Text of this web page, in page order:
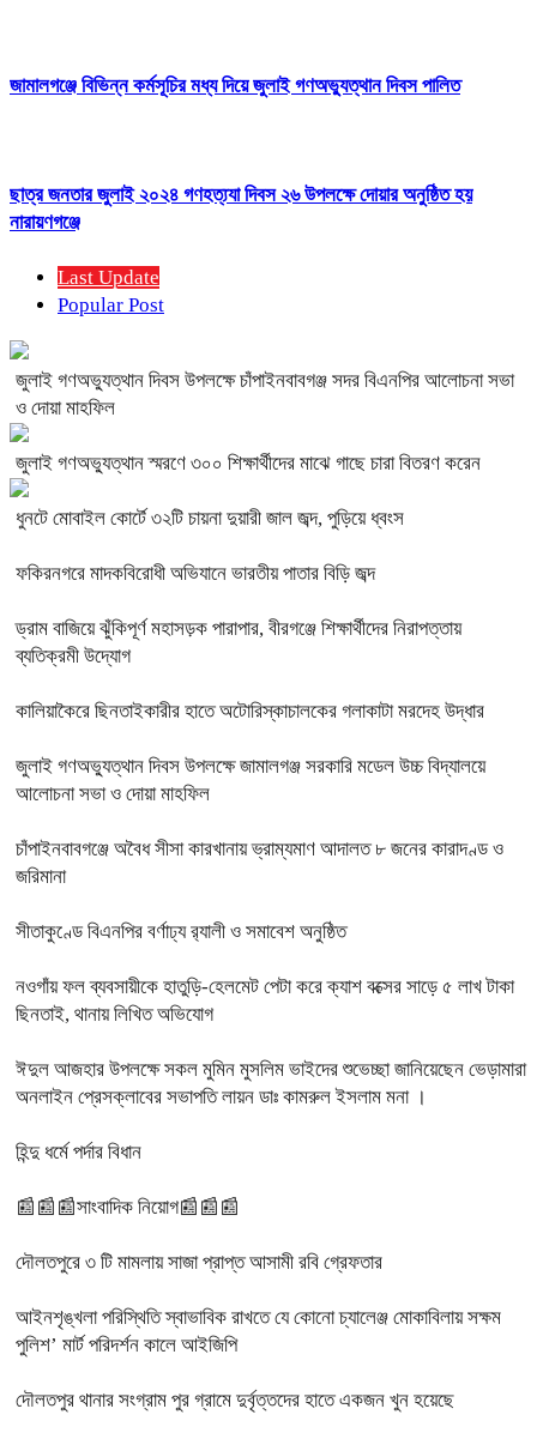
জামালগঞ্জে বিভিন্ন কর্মসূচির মধ্য দিয়ে জুলাই গণঅভ্যুত্থান দিবস পালিত
ছাত্র জনতার জুলাই ২০২৪ গণহত্য্যা দিবস ২৬ উপলক্ষে দোয়ার অনুষ্ঠিত হয়
নারায়ণগঞ্জে
Last Update
Popular Post
জুলাই গণঅভ্যুত্থান দিবস উপলক্ষে চাঁপাইনবাবগঞ্জ সদর বিএনপির আলোচনা সভা
ও দোয়া মাহফিল
জুলাই গণঅভ্যুত্থান স্মরণে ৩০০ শিক্ষার্থীদের মাঝে গাছে চারা বিতরণ করেন
ধুনটে মোবাইল কোর্টে ৩২টি চায়না দুয়ারী জাল জব্দ, পুড়িয়ে ধ্বংস
ফকিরনগরে মাদকবিরোধী অভিযানে ভারতীয় পাতার বিড়ি জব্দ
ড্রাম বাজিয়ে ঝুঁকিপূর্ণ মহাসড়ক পারাপার, বীরগঞ্জে শিক্ষার্থীদের নিরাপত্তায়
ব্যতিক্রমী উদ্যোগ
কালিয়াকৈরে ছিনতাইকারীর হাতে অটোরিস্কাচালকের গলাকাটা মরদেহ উদ্ধার
জুলাই গণঅভ্যুত্থান দিবস উপলক্ষে জামালগঞ্জ সরকারি মডেল উচ্চ বিদ্যালয়ে
আলোচনা সভা ও দোয়া মাহফিল
চাঁপাইনবাবগঞ্জে অবৈধ সীসা কারখানায় ভ্রাম্যমাণ আদালত ৮ জনের কারাদণ্ড ও
জরিমানা
সীতাকুণ্ডে বিএনপির বর্ণাঢ্য র‍্যালী ও সমাবেশ অনুষ্ঠিত
নওগাঁয় ফল ব্যবসায়ীকে হাতুড়ি-হেলমেট পেটা করে ক্যাশ বক্সের সাড়ে ৫ লাখ টাকা
ছিনতাই, থানায় লিখিত অভিযোগ
ঈদুল আজহার উপলক্ষে সকল মুমিন মুসলিম ভাইদের শুভেচ্ছা জানিয়েছেন ভেড়ামারা
অনলাইন প্রেসক্লাবের সভাপতি লায়ন ডাঃ কামরুল ইসলাম মনা ।
হিন্দু ধর্মে পর্দার বিধান
📰📰📰সাংবাদিক নিয়োগ📰📰📰
দৌলতপুরে ৩ টি মামলায় সাজা প্রাপ্ত আসামী রবি গ্রেফতার
আইনশৃঙ্খলা পরিস্থিতি স্বাভাবিক রাখতে যে কোনো চ্যালেঞ্জ মোকাবিলায় সক্ষম
পুলিশ’ মার্ট পরিদর্শন কালে আইজিপি
দৌলতপুর থানার সংগ্রাম পুর গ্রামে দুর্বৃত্তদের হাতে একজন খুন হয়েছে